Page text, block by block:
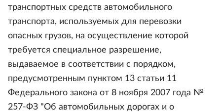
транспортных средств автомобильного
транспорта, используемых для перевозки
опасных грузов, на осуществление которой
требуется специальное разрешение,
выдаваемое в соответствии с порядком,
предусмотренным пунктом 13 статьи 11
Федерального закона от 8 ноября 2007 года №
257-ФЗ "Об автомобильных дорогах и о